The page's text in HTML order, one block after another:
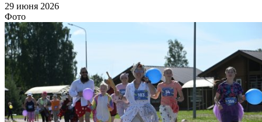
29 июня 2026
Фото